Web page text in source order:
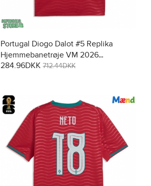
Portugal Diogo Dalot #5 Replika
Hjemmebanetrøje VM 2026
Kortærmet
284.96DKK 712.44DKK